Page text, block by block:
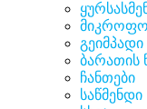
გეიმპადი
ბარათის
ჩანთები
საწმენდი